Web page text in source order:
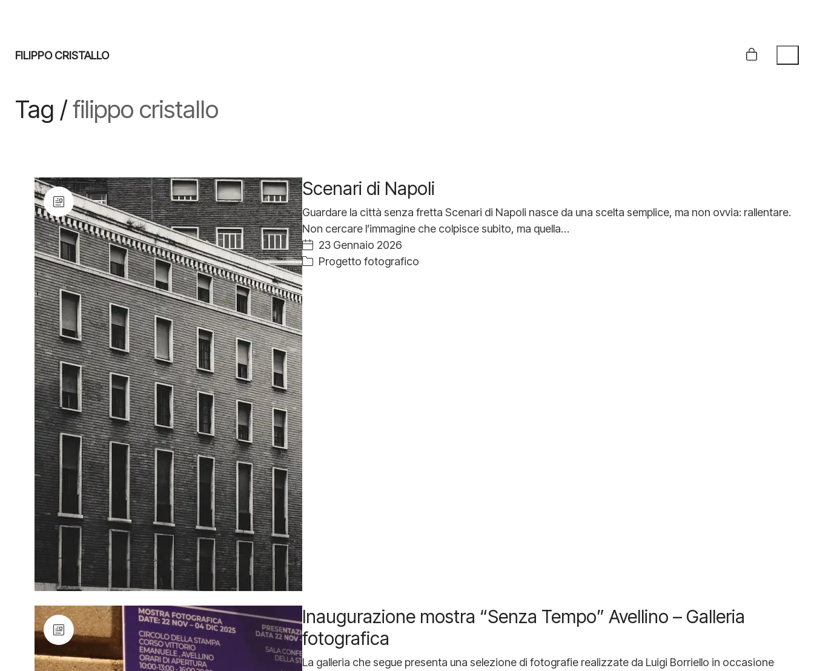
FILIPPO CRISTALLO
Tag /filippo cristallo
Scenari di Napoli
Guardare la città senza fretta Scenari di Napoli nasce da una scelta semplice, ma non ovvia: rallentare.
Non cercare l’immagine che colpisce subito, ma quella…
23 Gennaio 2026
Progetto fotografico
Inaugurazione mostra “Senza Tempo” Avellino – Galleria
fotografica
La galleria che segue presenta una selezione di fotografie realizzate da Luigi Borriello in occasione